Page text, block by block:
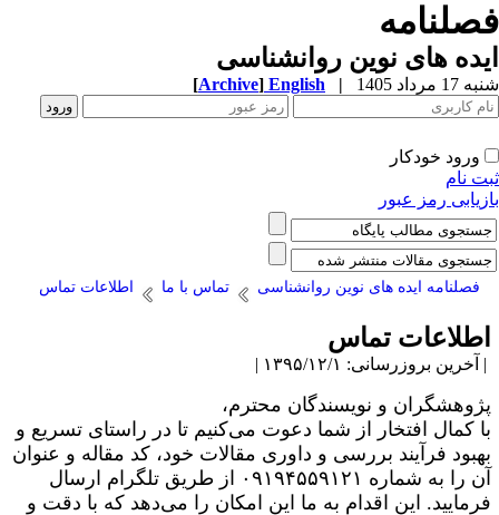
های نوین روانشناسی
مرداد 1405 |
English
[Archive]
ورود خودکار
نام
رمز عبور
فصلنامه ایده های نوین روانشناسی تماس با ما اطلاعات تماس
تماس
بروزرسانی: ۱۳۹۵/۱۲/۱ |
و نویسندگان محترم،
کمال افتخار از شما دعوت می‌کنیم تا در راستای تسریع و
فرآیند بررسی و داوری مقالات خود، کد مقاله و عنوان
آن را به شماره ۰۹۱۹۴۵۵۹۱۲۱ از طریق تلگرام ارسال
این اقدام به ما این امکان را می‌دهد که با دقت و